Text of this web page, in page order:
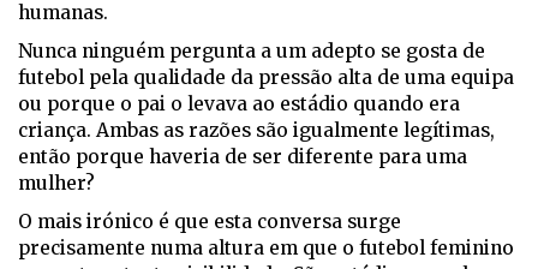
humanas.
Nunca ninguém pergunta a um adepto se gosta de
futebol pela qualidade da pressão alta de uma equipa
ou porque o pai o levava ao estádio quando era
criança. Ambas as razões são igualmente legítimas,
então porque haveria de ser diferente para uma
mulher?
O mais irónico é que esta conversa surge
precisamente numa altura em que o futebol feminino